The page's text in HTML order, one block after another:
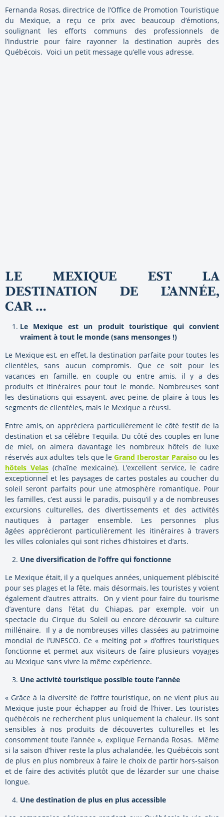
Fernanda Rosas, directrice de l’Office de Promotion Touristique
du Mexique, a reçu ce prix avec beaucoup d’émotions,
soulignant les efforts communs des professionnels de
l’industrie pour faire rayonner la destination auprès des
Québécois. Voici un petit message qu’elle vous adresse.
LE MEXIQUE EST LA
DESTINATION DE L’ANNÉE,
CAR …
Le Mexique est un produit touristique qui convient
vraiment à tout le monde (sans mensonges !)
Le Mexique est, en effet, la destination parfaite pour toutes les
clientèles, sans aucun compromis. Que ce soit pour les
vacances en famille, en couple ou entre amis, il y a des
produits et itinéraires pour tout le monde. Nombreuses sont
les destinations qui essayent, avec peine, de plaire à tous les
segments de clientèles, mais le Mexique a réussi.
Entre amis, on appréciera particulièrement le côté festif de la
destination et sa célèbre Tequila. Du côté des couples en lune
de miel, on aimera davantage les nombreux hôtels de luxe
réservés aux adultes tels que leGrand Iberostar Paraiso ou les
hôtels Velas(chaîne mexicaine). L’excellent service, le cadre
exceptionnel et les paysages de cartes postales au coucher du
soleil seront parfaits pour une atmosphère romantique. Pour
les familles, c’est aussi le paradis, puisqu’il y a de nombreuses
excursions culturelles, des divertissements et des activités
nautiques à partager ensemble. Les personnes plus
âgées apprécieront particulièrement les itinéraires à travers
les villes coloniales qui sont riches d’histoires et d’arts.
Une diversification de l’offre qui fonctionne
Le Mexique était, il y a quelques années, uniquement plébiscité
pour ses plages et la fête, mais désormais, les touristes y voient
également d’autres attraits. On y vient pour faire du tourisme
d’aventure dans l’état du Chiapas, par exemple, voir un
spectacle du Cirque du Soleil ou encore découvrir sa culture
millénaire. Il y a de nombreuses villes classées au patrimoine
mondial de l’UNESCO. Ce « melting pot » d’offres touristiques
fonctionne et permet aux visiteurs de faire plusieurs voyages
au Mexique sans vivre la même expérience.
Une activité touristique possible toute l’année
« Grâce à la diversité de l’offre touristique, on ne vient plus au
Mexique juste pour échapper au froid de l’hiver. Les touristes
québécois ne recherchent plus uniquement la chaleur. Ils sont
sensibles à nos produits de découvertes culturelles et les
consomment toute l’année », explique Fernanda Rosas. Même
si la saison d’hiver reste la plus achalandée, les Québécois sont
de plus en plus nombreux à faire le choix de partir hors-saison
et de faire des activités plutôt que de lézarder sur une chaise
longue.
Une destination de plus en plus accessible